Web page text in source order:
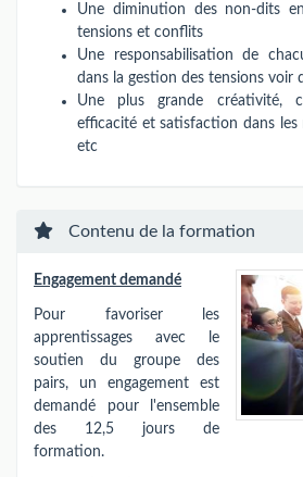
Une diminution des non-dits
tensions et conflits
Une responsabilisation de
dans la gestion des tensions voir
Une plus grande créativité,
efficacité et satisfaction dans les
etc
Contenu de la formation
Engagement demandé
Pour favoriser les
apprentissages avec le
soutien du groupe des
pairs, un engagement est
demandé pour l'ensemble
des 12,5 jours de
formation.